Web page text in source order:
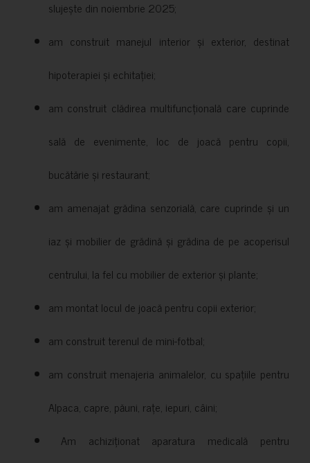
slujește din noiembrie 2025;
am construit manejul interior și exterior, destinat
hipoterapiei și echitației;
am construit clădirea multifuncțională care cuprinde
sală de evenimente, loc de joacă pentru copii,
bucătărie și restaurant;
am amenajat grădina senzorială, care cuprinde și un
iaz și mobilier de grădină și grădina de pe acoperisul
centrului, la fel cu mobilier de exterior și plante;
am montat locul de joacă pentru copii exterior;
am construit terenul de mini-fotbal;
am construit menajeria animalelor, cu spațiile pentru
Alpaca, capre, păuni, rațe, iepuri, câini;
Am achiziționat aparatura medicală pentru